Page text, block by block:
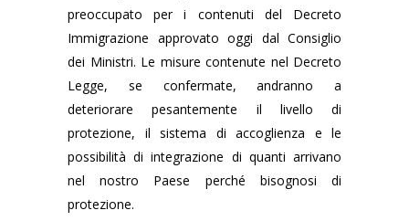
preoccupato per i contenuti del Decreto
Immigrazione approvato oggi dal Consiglio
dei Ministri. Le misure contenute nel Decreto
Legge, se confermate, andranno a
deteriorare pesantemente il livello di
protezione, il sistema di accoglienza e le
possibilità di integrazione di quanti arrivano
nel nostro Paese perché bisognosi di
protezione.